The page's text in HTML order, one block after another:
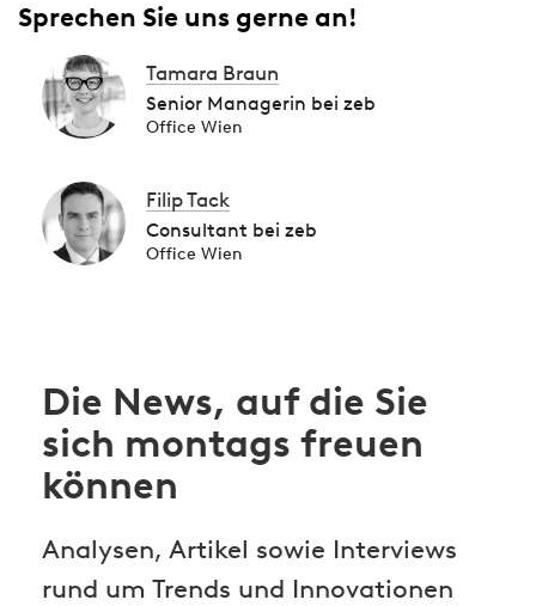
Sprechen Sie uns gerne an!
Tamara Braun
Senior Managerin bei zeb
Office Wien
Filip Tack
Consultant bei zeb
Office Wien
Die News, auf die Sie
sich montags freuen
können
Analysen, Artikel sowie Interviews
rund um Trends und Innovationen